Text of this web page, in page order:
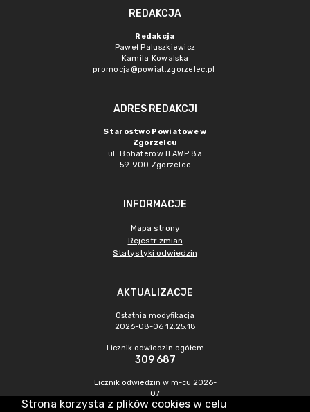
REDAKCJA
Redakcja
Paweł Paluszkiewicz
Kamila Kowalska
promocja@powiat.zgorzelec.pl
ADRES REDAKCJI
Starostwo Powiatowe w
Zgorzelcu
ul. Bohaterów II AWP 8a
59-900 Zgorzelec
INFORMACJE
Mapa strony
Rejestr zmian
Statystyki odwiedzin
AKTUALIZACJE
Ostatnia modyfikacja
2026-08-06 12:25:18
Licznik odwiedzin ogółem
309 687
Licznik odwiedzin w m-cu 2026-
07
385
Strona korzysta z plików cookies w celu